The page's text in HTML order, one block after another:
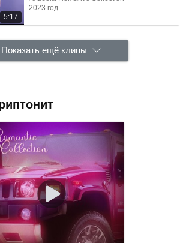
5:17
2023 год
Показать ещё клипы